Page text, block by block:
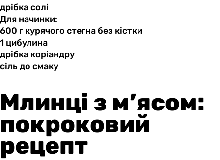
дрібка солі
Для начинки:
600 г курячого стегна без кістки
1 цибулина
дрібка коріандру
сіль до смаку
Млинці з м’ясом:
покроковий
рецепт